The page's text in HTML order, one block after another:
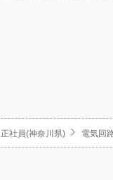
正社員(神奈川県) 電気回